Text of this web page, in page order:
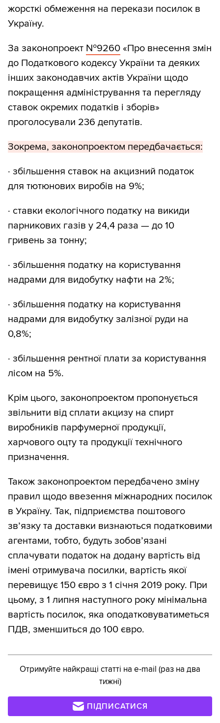
жорсткі обмеження на перекази посилок в
Україну.
За законопроект №9260 «Про внесення змін
до Податкового кодексу України та деяких
інших законодавчих актів України щодо
покращення адміністрування та перегляду
ставок окремих податків і зборів»
проголосували 236 депутатів.
Зокрема, законопроектом передбачається:
· збільшення ставок на акцизний податок
для тютюнових виробів на 9%;
· ставки екологічного податку на викиди
парникових газів у 24,4 раза — до 10
гривень за тонну;
· збільшення податку на користування
надрами для видобутку нафти на 2%;
· збільшення податку на користування
надрами для видобутку залізної руди на
0,8%;
· збільшення рентної плати за користування
лісом на 5%.
Крім цього, законопроектом пропонується
звільнити від сплати акцизу на спирт
виробників парфумерної продукції,
харчового оцту та продукції технічного
призначення.
Також законопроектом передбачено зміну
правил щодо ввезення міжнародних посилок
в Україну. Так, підприємства поштового
зв’язку та доставки визнаються податковими
агентами, тобто, будуть зобов’язані
сплачувати податок на додану вартість від
імені отримувача посилки, вартість якої
перевищує 150 євро з 1 січня 2019 року. При
цьому, з 1 липня наступного року мінімальна
вартість посилок, яка оподатковуватиметься
ПДВ, зменшиться до 100 євро.
Отримуйте найкращі статті на e-mail (раз на два
тижні)
ПІДПИСАТИСЯ